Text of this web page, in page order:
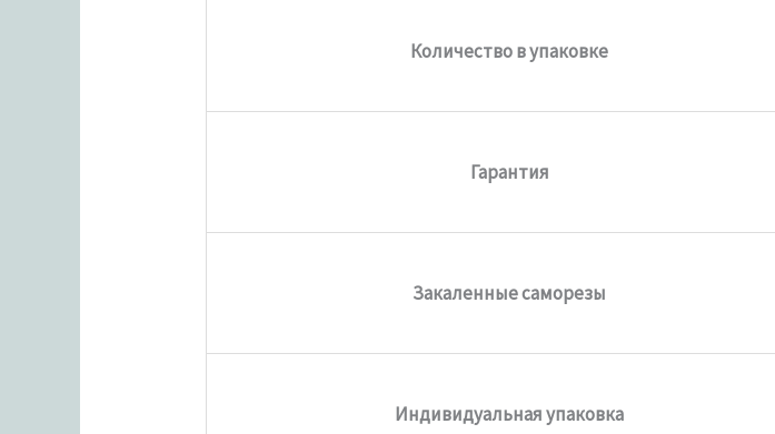
Количество в упаковке
Гарантия
Закаленные саморезы
Индивидуальная упаковка